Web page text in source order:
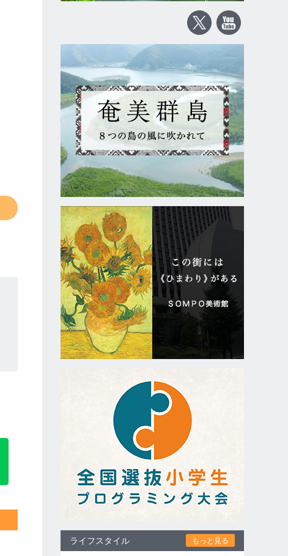
ライフスタイル もっと見る